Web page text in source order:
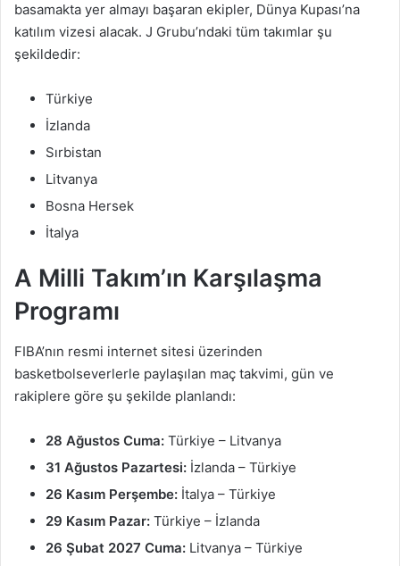
basamakta yer almayı başaran ekipler, Dünya Kupası’na
katılım vizesi alacak. J Grubu’ndaki tüm takımlar şu
şekildedir:
Türkiye
İzlanda
Sırbistan
Litvanya
Bosna Hersek
İtalya
A Milli Takım’ın Karşılaşma
Programı
FIBA’nın resmi internet sitesi üzerinden
basketbolseverlerle paylaşılan maç takvimi, gün ve
rakiplere göre şu şekilde planlandı:
28 Ağustos Cuma: Türkiye – Litvanya
31 Ağustos Pazartesi: İzlanda – Türkiye
26 Kasım Perşembe: İtalya – Türkiye
29 Kasım Pazar: Türkiye – İzlanda
26 Şubat 2027 Cuma: Litvanya – Türkiye